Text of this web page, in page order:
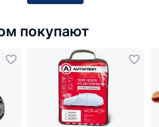
покупают